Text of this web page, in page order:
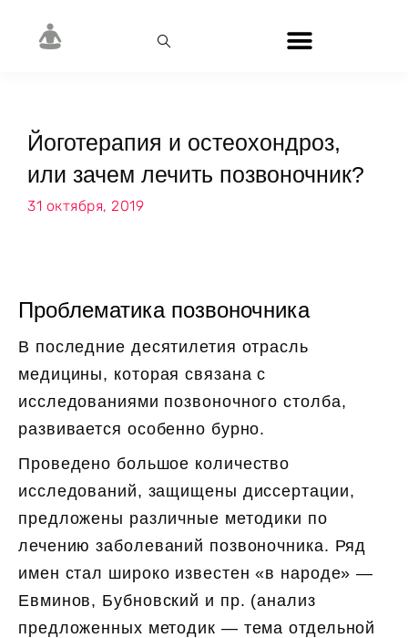
Йоготерапия и остеохондроз,
или зачем лечить позвоночник?
31 октября, 2019
Проблематика позвоночника
В последние десятилетия отрасль
медицины, которая связана с
исследованиями позвоночного столба,
развивается особенно бурно.
Проведено большое количество
исследований, защищены диссертации,
предложены различные методики по
лечению заболеваний позвоночника. Ряд
имен стал широко известен «в народе» —
Евминов, Бубновский и пр. (анализ
предложенных методик — тема отдельной